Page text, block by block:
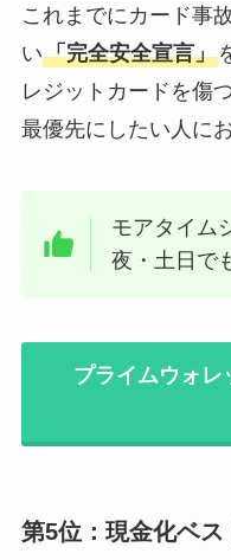
これまでにカード事
い「完全安全宣言」
レジットカードを傷
最優先にしたい人に
モアタイム
夜・土日で
プライムウォレ
第5位：現金化ベス